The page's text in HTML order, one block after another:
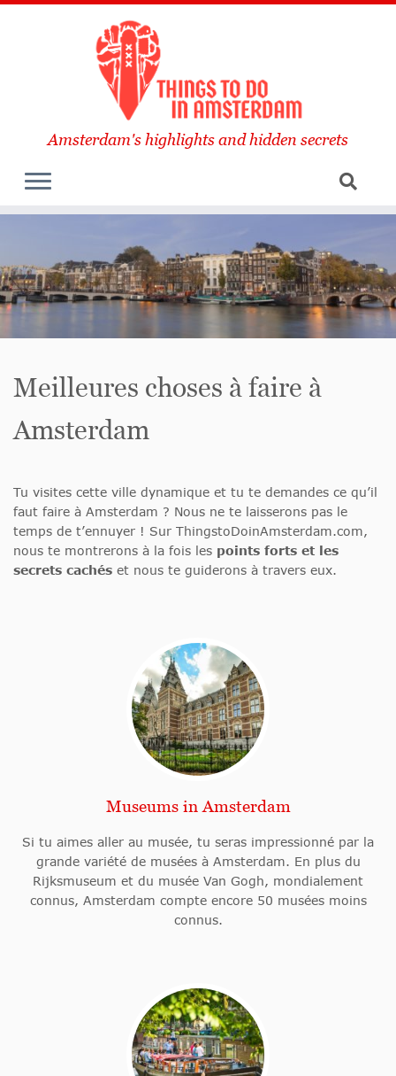
Amsterdam's highlights and hidden secrets
Meilleures choses à faire à
Amsterdam
Tu visites cette ville dynamique et tu te demandes ce qu’il
faut faire à Amsterdam ? Nous ne te laisserons pas le
temps de t’ennuyer ! Sur ThingstoDoinAmsterdam.com,
nous te montrerons à la fois les points forts et les
secrets cachés et nous te guiderons à travers eux.
Museums in Amsterdam
Si tu aimes aller au musée, tu seras impressionné par la
grande variété de musées à Amsterdam. En plus du
Rijksmuseum et du musée Van Gogh, mondialement
connus, Amsterdam compte encore 50 musées moins
connus.